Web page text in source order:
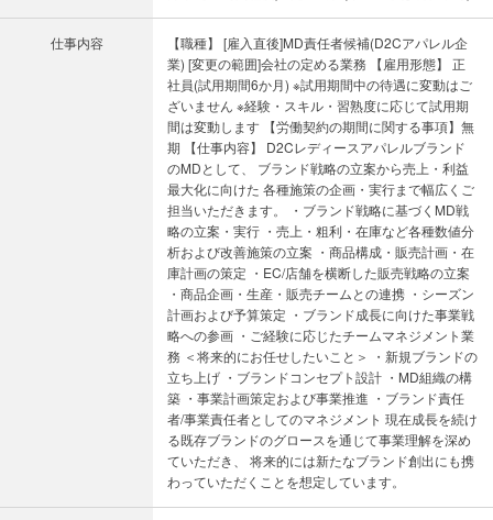
仕事内容
【職種】 [雇入直後]MD責任者候補(D2Cアパレル企
業) [変更の範囲]会社の定める業務 【雇用形態】 正
社員(試用期間6か月) ※試用期間中の待遇に変動はご
ざいません ※経験・スキル・習熟度に応じて試用期
間は変動します 【労働契約の期間に関する事項】無
期 【仕事内容】 D2Cレディースアパレルブランド
のMDとして、 ブランド戦略の立案から売上・利益
最大化に向けた 各種施策の企画・実行まで幅広くご
担当いただきます。 ・ブランド戦略に基づくMD戦
略の立案・実行 ・売上・粗利・在庫など各種数値分
析および改善施策の立案 ・商品構成・販売計画・在
庫計画の策定 ・EC/店舗を横断した販売戦略の立案
・商品企画・生産・販売チームとの連携 ・シーズン
計画および予算策定 ・ブランド成長に向けた事業戦
略への参画 ・ご経験に応じたチームマネジメント業
務 ＜将来的にお任せしたいこと＞ ・新規ブランドの
立ち上げ ・ブランドコンセプト設計 ・MD組織の構
築 ・事業計画策定および事業推進 ・ブランド責任
者/事業責任者としてのマネジメント 現在成長を続け
る既存ブランドのグロースを通じて事業理解を深め
ていただき、 将来的には新たなブランド創出にも携
わっていただくことを想定しています。